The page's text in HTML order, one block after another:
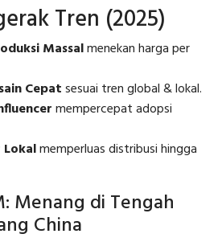
Tren (2025)
Massalmenekan harga per
Cepatsesuai tren global & lokal.
mempercepat adopsi
Lokalmemperluas distribusi hingga
Menang di Tengah
China